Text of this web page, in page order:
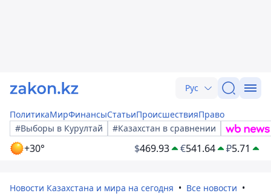
Рус
ПолитикаМирФинансыСтатьиПроисшествияПраво
#Выборы в Курултай
#Казахстан в сравнении
+30° $469.93 €541.64 ₽5.71
Новости Казахстана и мира на сегодня
Все новости